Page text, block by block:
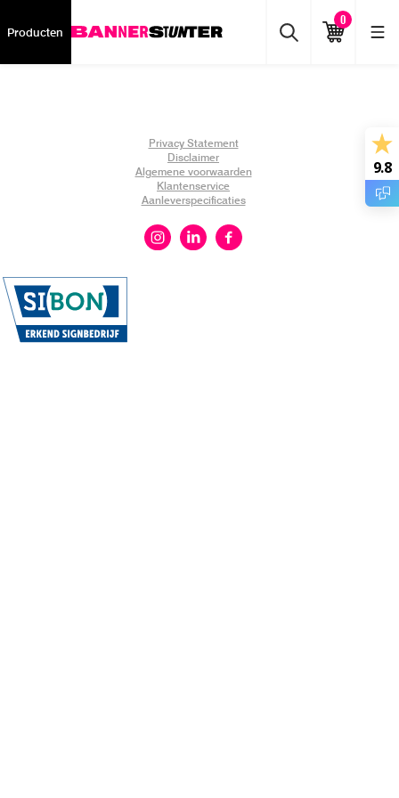
Producten
0
Privacy Statement
Disclaimer
Algemene voorwaarden
Klantenservice
Aanleverspecificaties
9.8